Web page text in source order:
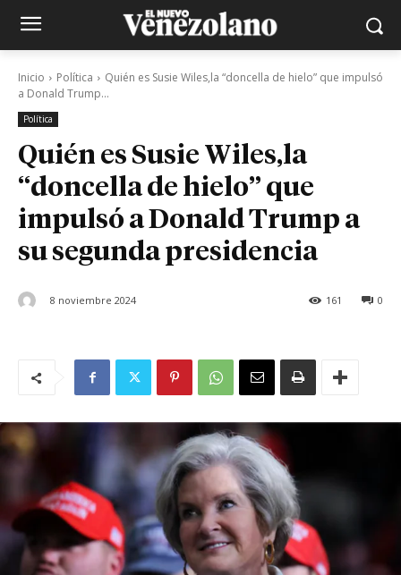
Inicio Política
Quién es Susie Wiles,la “doncella de hielo” que impulsó
a Donald Trump...
Política
Quién es Susie Wiles,la
“doncella de hielo” que
impulsó a Donald Trump a
su segunda presidencia
8 noviembre 2024 0
161